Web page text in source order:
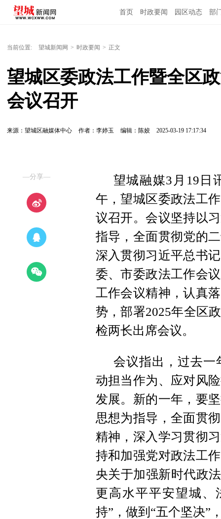
首页 时政要闻 园区动态 部
当前位置: 望城新闻网 > 时政要闻 > 正文
望城区委政法工作暨全区
会议召开
来源：望城区融媒体中心 作者：李婷玉 编辑：陈姣 2025-03-19 17:17:34
—分享—
望城融媒3月19日
午，望城区委政法工
议召开。会议坚持以
指导，全面贯彻党的
深入贯彻习近平总书
委、市委政法工作会
工作会议精神，认真
势，部署2025年全区
检两长出席会议。
会议指出，过去一
动担当作为、应对风
发展。新的一年，要
思想为指导，全面贯
精神，深入学习贯彻
持和加强党对政法工
央关于加强新时代政
更高水平平安望城、
持”，做到“五个坚决”